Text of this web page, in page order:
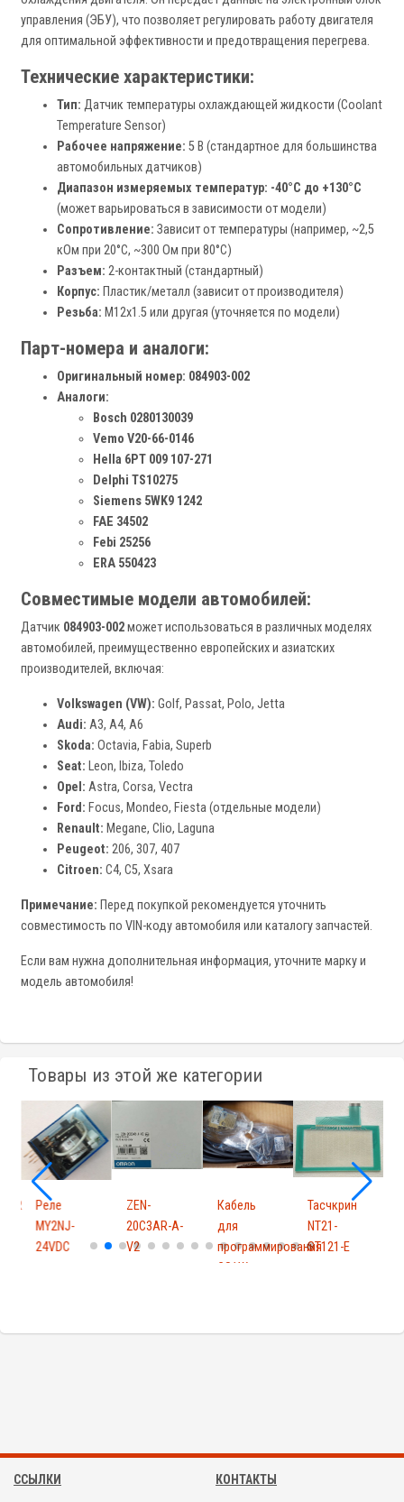
управления (ЭБУ), что позволяет регулировать работу двигателя
для оптимальной эффективности и предотвращения перегрева.
Технические характеристики:
Тип: Датчик температуры охлаждающей жидкости (Coolant
Temperature Sensor)
Рабочее напряжение: 5 В (стандартное для большинства
автомобильных датчиков)
Диапазон измеряемых температур: -40°C до +130°C
(может варьироваться в зависимости от модели)
Сопротивление: Зависит от температуры (например, ~2,5
кОм при 20°C, ~300 Ом при 80°C)
Разъем: 2-контактный (стандартный)
Корпус: Пластик/металл (зависит от производителя)
Резьба: M12x1.5 или другая (уточняется по модели)
Парт-номера и аналоги:
Оригинальный номер: 084903-002
Аналоги:
Bosch 0280130039
Vemo V20-66-0146
Hella 6PT 009 107-271
Delphi TS10275
Siemens 5WK9 1242
FAE 34502
Febi 25256
ERA 550423
Совместимые модели автомобилей:
Датчик 084903-002может использоваться в различных моделях
автомобилей, преимущественно европейских и азиатских
производителей, включая:
Volkswagen (VW): Golf, Passat, Polo, Jetta
Audi: A3, A4, A6
Skoda: Octavia, Fabia, Superb
Seat: Leon, Ibiza, Toledo
Opel: Astra, Corsa, Vectra
Ford: Focus, Mondeo, Fiesta (отдельные модели)
Renault: Megane, Clio, Laguna
Peugeot: 206, 307, 407
Citroen: C4, C5, Xsara
Примечание: Перед покупкой рекомендуется уточнить
совместимость по VIN-коду автомобиля или каталогу запчастей.
Если вам нужна дополнительная информация, уточните марку и
модель автомобиля!
Товары из этой же категории
Реле
MY2NJ-
24VDC
ZEN-
20C3AR-A-
V2
Кабель
для
программирования
CS1W-
Тасчкрин
NT21-
ST121-E
ССЫЛКИ КОНТАКТЫ